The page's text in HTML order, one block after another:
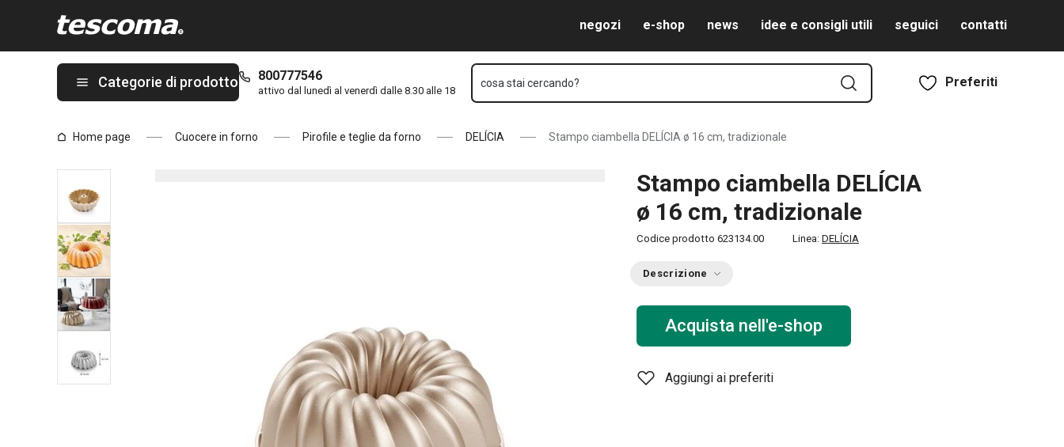
negozi e-shop news idee e consigli utili seguici contatti
Categorie di prodotto 800777546
attivo dal lunedì al venerdì dalle 8.30 alle 18
cosa stai cercando? Preferiti
Home page Cuocere in forno Pirofile e teglie da forno DELÍCIA Stampo ciambella DELÍCIA ø 16 cm, tradizionale
Stampo ciambella DELÍCIA
ø 16 cm, tradizionale
Codice prodotto 623134.00 Linea: DELÍCIA
Descrizione
Acquista nell'e-shop
Aggiungi ai preferiti